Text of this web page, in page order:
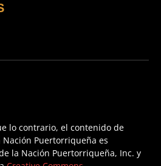
lo contrario, el contenido de
Puertorriqueña es
la Nación Puertorriqueña, Inc. y